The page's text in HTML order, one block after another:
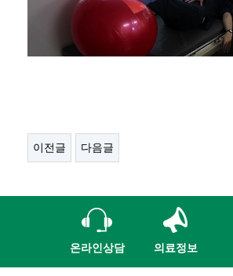
이전글 다음글
온라인상담 의료정보